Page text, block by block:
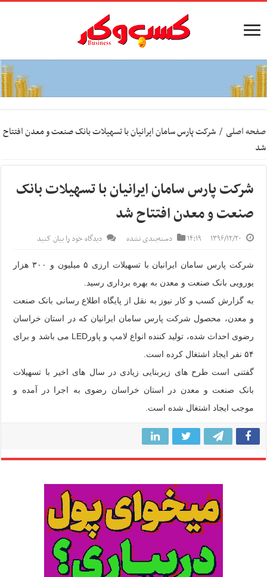
صفحه اصلی / شرکت پارس سامان ایرانیان با تسهیلات بانک صنعت و معدن افتتاح
شد
شرکت پارس سامان ایرانیان با تسهیلات بانک
صنعت و معدن افتتاح شد
۱۳۹۶/۱۲/۲۰ ۱۴:۱۹ دسته‌بندی نشده دیدگاه خود را بیان کنید
شرکت پارس سامان ایرانیان با تسهیلات ارزی ۵ میلیون و ۳۰۰ هزار
یورویی بانک صنعت و معدن به بهره برداری رسید.
به گزارش کسب و کار نیوز به نقل از پایگاه اطلاع رسانی بانک صنعت
و معدن، محصول شرکت پارس سامان ایرانیان که در استان خراسان
رضوی احداث شده، تولید کننده انواع لامپ و پاورLED می باشد و برای
۵۴ نفر ایجاد اشتغال کرده است.
گفتنی است طرح های زیربنایی زیادی در سال های اخیر با تسهیلات
بانک صنعت و معدن در استان خراسان رضوی به اجرا در آمده و
موجب ایجاد اشتغال شده است.